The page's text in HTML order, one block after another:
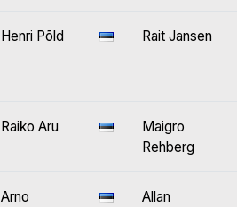
Henri Põld Rait Jansen
Raiko Aru
Maigro
Rehberg
Arno
Allan